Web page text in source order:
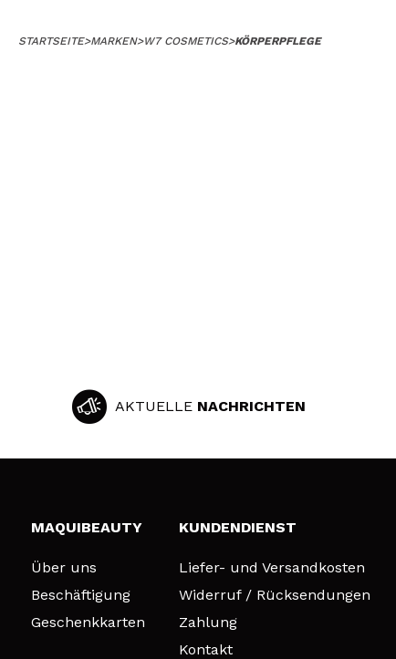
STARTSEITE>MARKEN>W7 COSMETICS>KÖRPERPFLEGE
AKTUELLE NACHRICHTEN
MAQUIBEAUTY
Über uns
Beschäftigung
Geschenkkarten
KUNDENDIENST
Liefer- und Versandkosten
Widerruf / Rücksendungen
Zahlung
Kontakt